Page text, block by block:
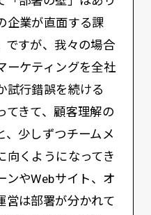
企業が直面する課
ですが、我々の場合
ーケティングを全社
試行錯誤を続ける
てきて、顧客理解の
、少しずつチームメ
向くようになってき
ンやWebサイト、オ
営は部署が分かれて